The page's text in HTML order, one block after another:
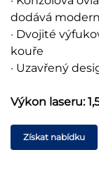
dodává
· Dvojité
kouře
· Uzavřený
Výkon laseru:
Získat nabídku